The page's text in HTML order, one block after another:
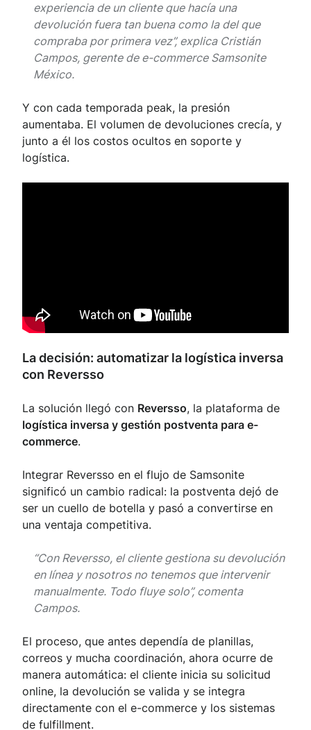
experiencia de un cliente que hacía una
devolución fuera tan buena como la del que
compraba por primera vez”, explica Cristián
Campos, gerente de e-commerce Samsonite
México.
Y con cada temporada peak, la presión
aumentaba. El volumen de devoluciones crecía, y
junto a él los costos ocultos en soporte y
logística.
La decisión: automatizar la logística inversa
con Reversso
La solución llegó con Reversso, la plataforma de
logística inversa y gestión postventa para e-
commerce.
Integrar Reversso en el flujo de Samsonite
significó un cambio radical: la postventa dejó de
ser un cuello de botella y pasó a convertirse en
una ventaja competitiva.
“Con Reversso, el cliente gestiona su devolución
en línea y nosotros no tenemos que intervenir
manualmente. Todo fluye solo”, comenta
Campos.
El proceso, que antes dependía de planillas,
correos y mucha coordinación, ahora ocurre de
manera automática: el cliente inicia su solicitud
online, la devolución se valida y se integra
directamente con el e-commerce y los sistemas
de fulfillment.